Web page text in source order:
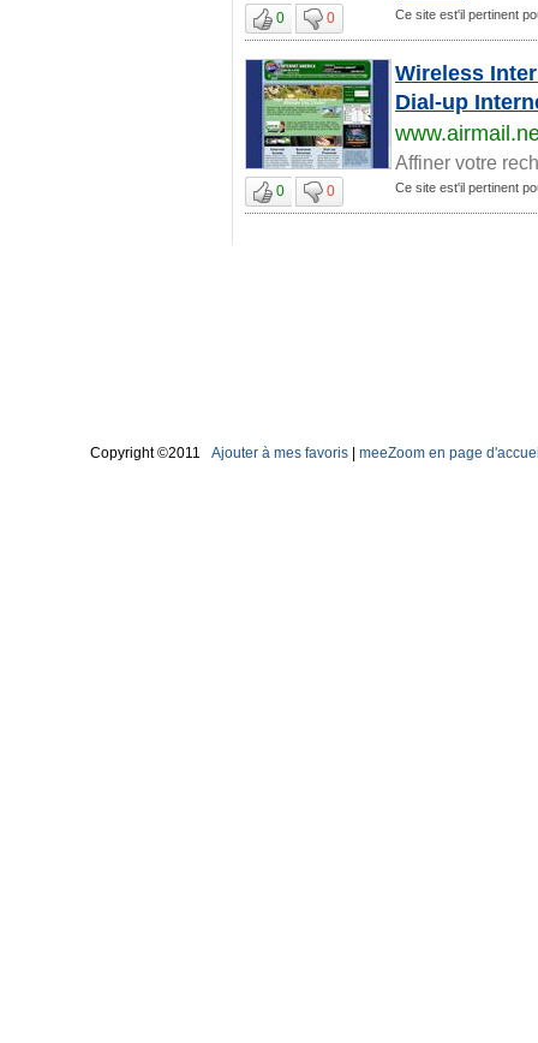
0 0 Ce site est'il pertinent
Wireless
Dial-up
Affiner votre
0 0 Ce site est'il pertinent
Copyright ©2011 Ajouter à mes favoris meeZoom en page